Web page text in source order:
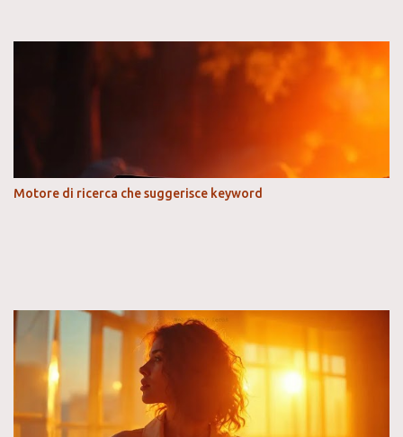
Motore di ricerca che suggerisce keyword